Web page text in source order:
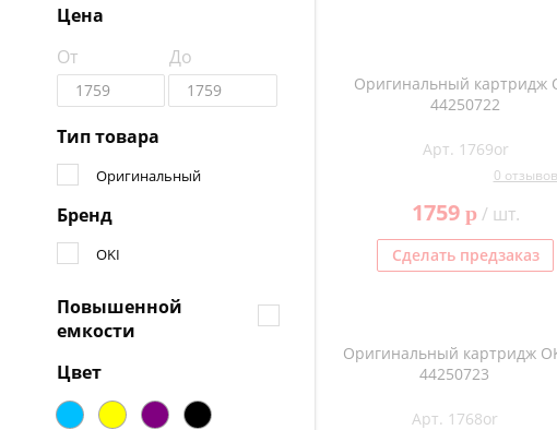
Toshiba
Цена
От
До
Тип товара
Оригинальный
Бренд
OKI
Повышенной
емкости
Цвет
Оригинальный картридж
44250722
Арт. 1769or
0 отзывов
1759 p/ шт.
Сделать предзаказ
Оригинальный картридж
44250723
Арт. 1768or